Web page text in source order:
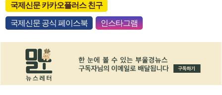
국제신문 카카오플러스 친구
국제신문 공식 페이스북 인스타그램